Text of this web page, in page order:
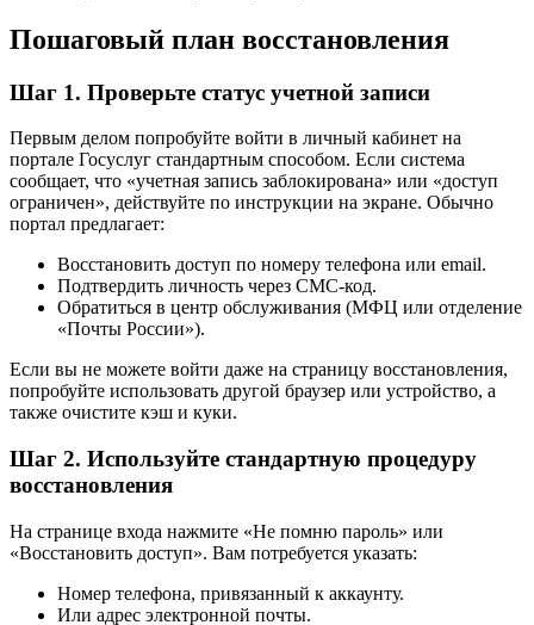
Пошаговый план восстановления
Шаг 1. Проверьте статус учетной записи
Первым делом попробуйте войти в личный кабинет на
портале Госуслуг стандартным способом. Если система
сообщает, что «учетная запись заблокирована» или «доступ
ограничен», действуйте по инструкции на экране. Обычно
портал предлагает:
Восстановить доступ по номеру телефона или email.
Подтвердить личность через СМС-код.
Обратиться в центр обслуживания (МФЦ или отделение
«Почты России»).
Если вы не можете войти даже на страницу восстановления,
попробуйте использовать другой браузер или устройство, а
также очистите кэш и куки.
Шаг 2. Используйте стандартную процедуру
восстановления
На странице входа нажмите «Не помню пароль» или
«Восстановить доступ». Вам потребуется указать:
Номер телефона, привязанный к аккаунту.
Или адрес электронной почты.